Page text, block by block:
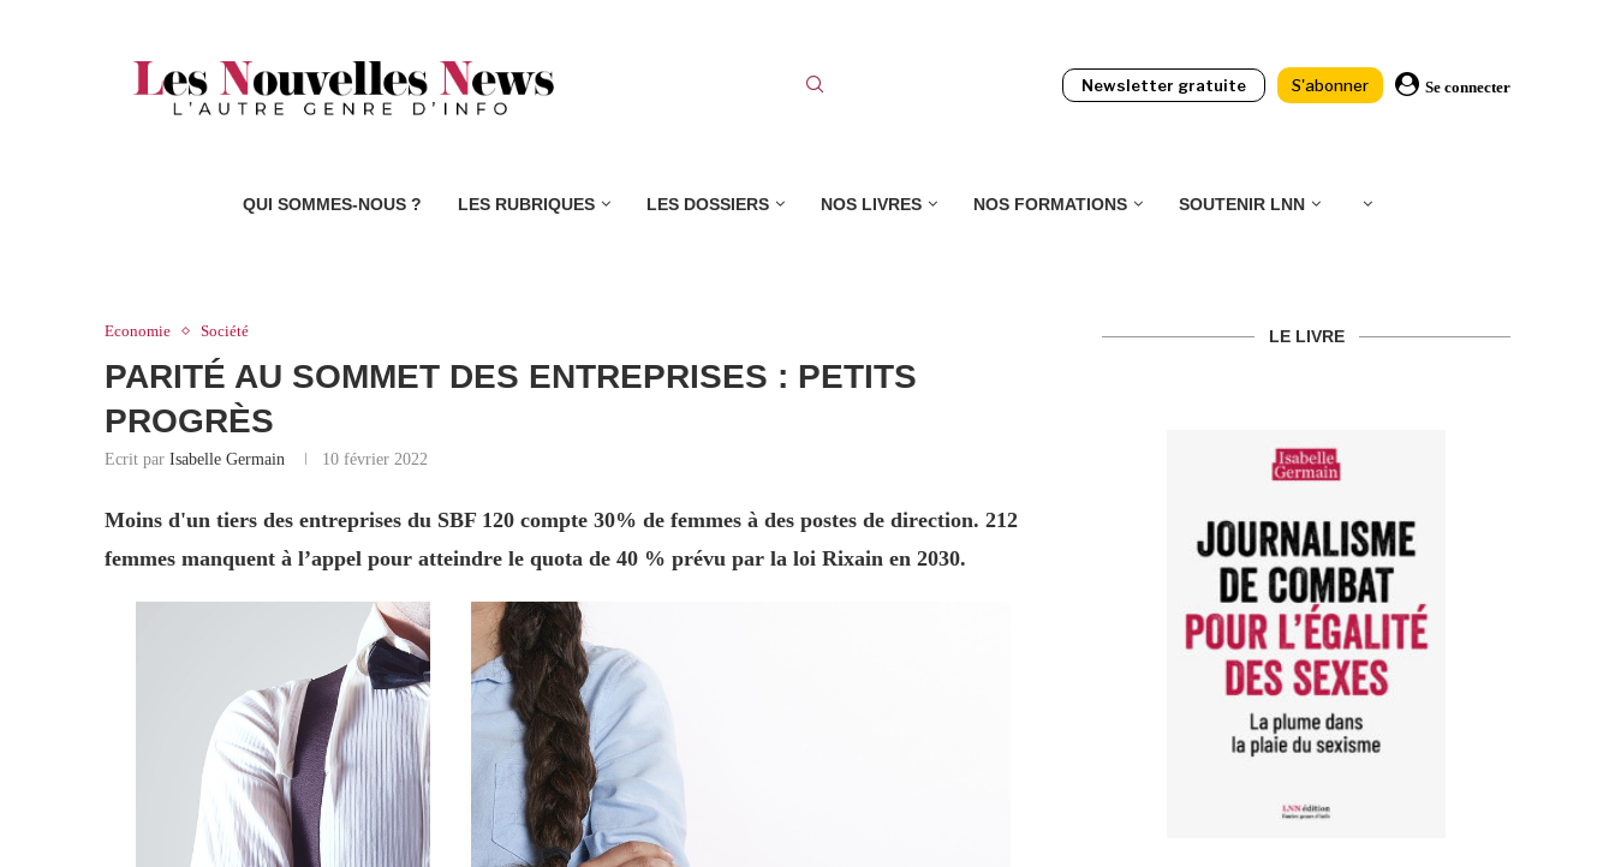
Newsletter gratuite S'abonner Se connecter
QUI SOMMES-NOUS ? LES RUBRIQUES LES DOSSIERS NOS LIVRES NOS FORMATIONS SOUTENIR LNN
Economie Société
PARITÉ AU SOMMET DES ENTREPRISES : PETITS
PROGRÈS
Ecrit par Isabelle Germain 10 février 2022
Moins d'un tiers des entreprises du SBF 120 compte 30% de femmes à des postes de direction. 212
femmes manquent à l’appel pour atteindre le quota de 40 % prévu par la loi Rixain en 2030.
LE LIVRE